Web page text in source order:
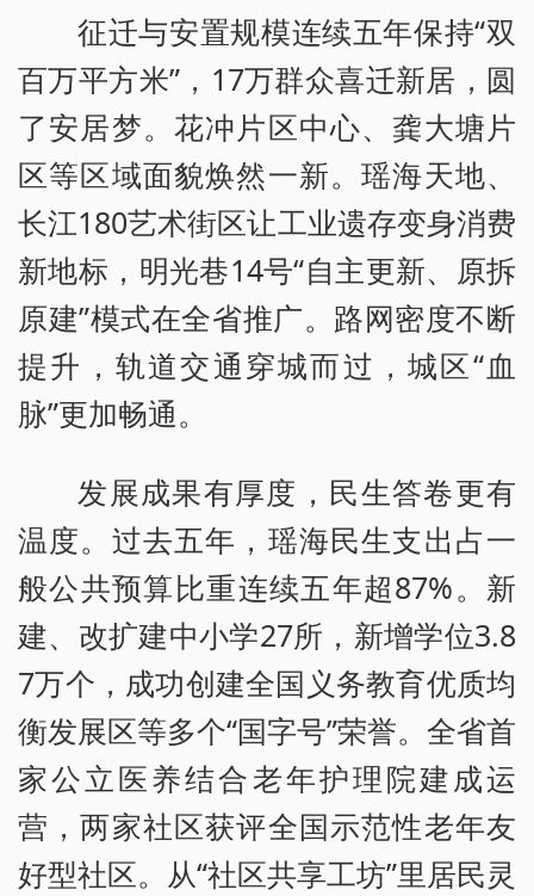
征迁与安置规模连续五年保持“双
百万平方米”，17万群众喜迁新居，圆
了安居梦。花冲片区中心、龚大塘片
区等区域面貌焕然一新。瑶海天地、
长江180艺术街区让工业遗存变身消费
新地标，明光巷14号“自主更新、原拆
原建”模式在全省推广。路网密度不断
提升，轨道交通穿城而过，城区“血
脉”更加畅通。
发展成果有厚度，民生答卷更有
温度。过去五年，瑶海民生支出占一
般公共预算比重连续五年超87%。新
建、改扩建中小学27所，新增学位3.8
7万个，成功创建全国义务教育优质均
衡发展区等多个“国字号”荣誉。全省首
家公立医养结合老年护理院建成运
营，两家社区获评全国示范性老年友
好型社区。从“社区共享工坊”里居民灵